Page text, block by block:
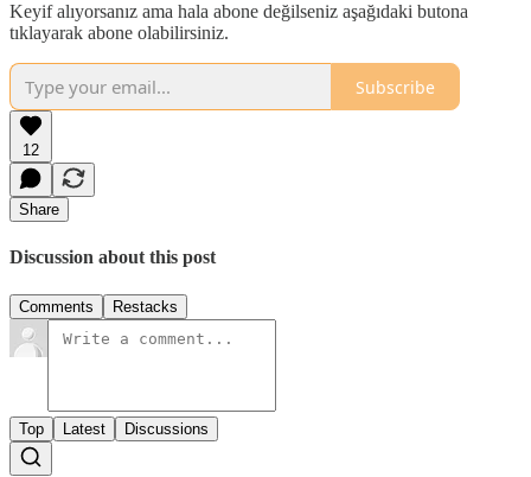
Keyif alıyorsanız ama hala abone değilseniz aşağıdaki butona
tıklayarak abone olabilirsiniz.
Subscribe
12
Share
Discussion about this post
Comments Restacks
Top Latest Discussions